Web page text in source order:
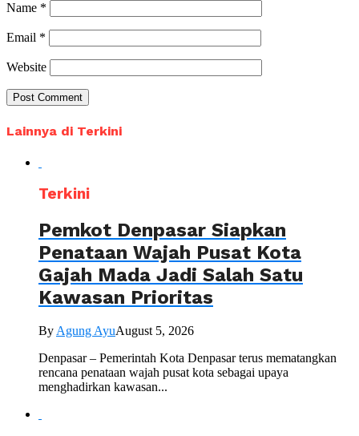
Name *
Email *
Website
Lainnya di Terkini
Terkini
Pemkot Denpasar Siapkan
Penataan Wajah Pusat Kota
Gajah Mada Jadi Salah Satu
Kawasan Prioritas
ByAgung AyuAugust 5, 2026
Denpasar – Pemerintah Kota Denpasar terus mematangkan
rencana penataan wajah pusat kota sebagai upaya
menghadirkan kawasan...